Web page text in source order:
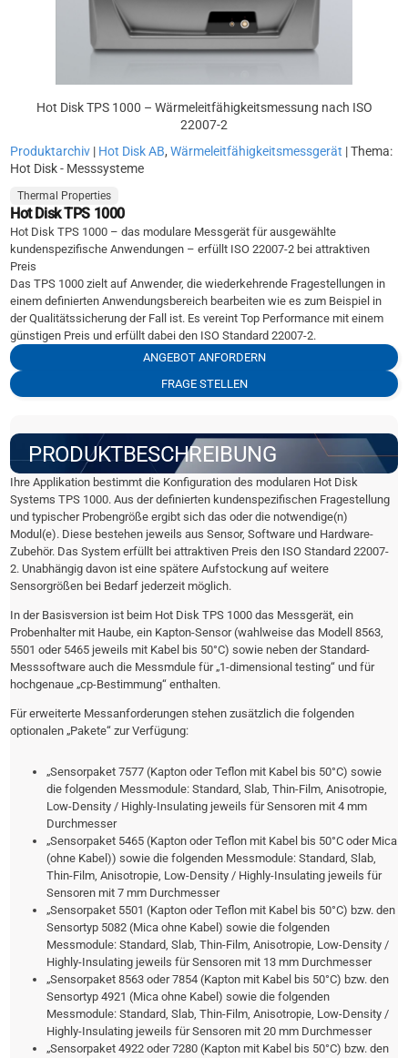
Hot Disk TPS 1000 – Wärmeleitfähigkeitsmessung nach ISO
22007-2
Produktarchiv | Hot Disk AB,Wärmeleitfähigkeitsmessgerät | Thema:
Hot Disk - Messsysteme
Thermal Properties
Hot Disk TPS 1000
Hot Disk TPS 1000 – das modulare Messgerät für ausgewählte
kundenspezifische Anwendungen – erfüllt ISO 22007-2 bei attraktiven
Preis
Das TPS 1000 zielt auf Anwender, die wiederkehrende Fragestellungen in
einem definierten Anwendungsbereich bearbeiten wie es zum Beispiel in
der Qualitätssicherung der Fall ist. Es vereint Top Performance mit einem
günstigen Preis und erfüllt dabei den ISO Standard 22007-2.
ANGEBOT ANFORDERN
FRAGE STELLEN
PRODUKTBESCHREIBUNG
Ihre Applikation bestimmt die Konfiguration des modularen Hot Disk
Systems TPS 1000. Aus der definierten kundenspezifischen Fragestellung
und typischer Probengröße ergibt sich das oder die notwendige(n)
Modul(e). Diese bestehen jeweils aus Sensor, Software und Hardware-
Zubehör. Das System erfüllt bei attraktiven Preis den ISO Standard 22007-
2. Unabhängig davon ist eine spätere Aufstockung auf weitere
Sensorgrößen bei Bedarf jederzeit möglich.
In der Basisversion ist beim Hot Disk TPS 1000 das Messgerät, ein
Probenhalter mit Haube, ein Kapton-Sensor (wahlweise das Modell 8563,
5501 oder 5465 jeweils mit Kabel bis 50°C) sowie neben der Standard-
Messsoftware auch die Messmdule für „1-dimensional testing“ und für
hochgenaue „cp-Bestimmung“ enthalten.
Für erweiterte Messanforderungen stehen zusätzlich die folgenden
optionalen „Pakete“ zur Verfügung:
„Sensorpaket 7577 (Kapton oder Teflon mit Kabel bis 50°C) sowie
die folgenden Messmodule: Standard, Slab, Thin-Film, Anisotropie,
Low-Density / Highly-Insulating jeweils für Sensoren mit 4 mm
Durchmesser
„Sensorpaket 5465 (Kapton oder Teflon mit Kabel bis 50°C oder Mica
(ohne Kabel)) sowie die folgenden Messmodule: Standard, Slab,
Thin-Film, Anisotropie, Low-Density / Highly-Insulating jeweils für
Sensoren mit 7 mm Durchmesser
„Sensorpaket 5501 (Kapton oder Teflon mit Kabel bis 50°C) bzw. den
Sensortyp 5082 (Mica ohne Kabel) sowie die folgenden
Messmodule: Standard, Slab, Thin-Film, Anisotropie, Low-Density /
Highly-Insulating jeweils für Sensoren mit 13 mm Durchmesser
„Sensorpaket 8563 oder 7854 (Kapton mit Kabel bis 50°C) bzw. den
Sensortyp 4921 (Mica ohne Kabel) sowie die folgenden
Messmodule: Standard, Slab, Thin-Film, Anisotropie, Low-Density /
Highly-Insulating jeweils für Sensoren mit 20 mm Durchmesser
„Sensorpaket 4922 oder 7280 (Kapton mit Kabel bis 50°C) bzw. den